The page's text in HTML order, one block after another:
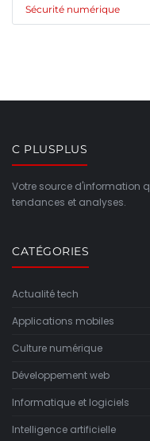
Sécurité numérique
C PLUSPLUS
Votre source d'information
tendances et analyses.
CATÉGORIES
Actualité tech
Applications mobiles
Culture numérique
Développement web
Informatique et logiciels
Intelligence artificielle